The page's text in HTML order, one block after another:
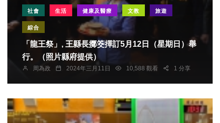
社會 生活 健康及醫療 文教 旅遊
綜合
「龍王祭」, 王縣長擲筊擇訂5月12日（星期日）舉
行。（照片縣府提供）
周為政 2024年三月11日 10,588 觀看 1 分享